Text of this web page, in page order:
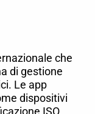
che
di gestione
Le app
dispositivi
ISO